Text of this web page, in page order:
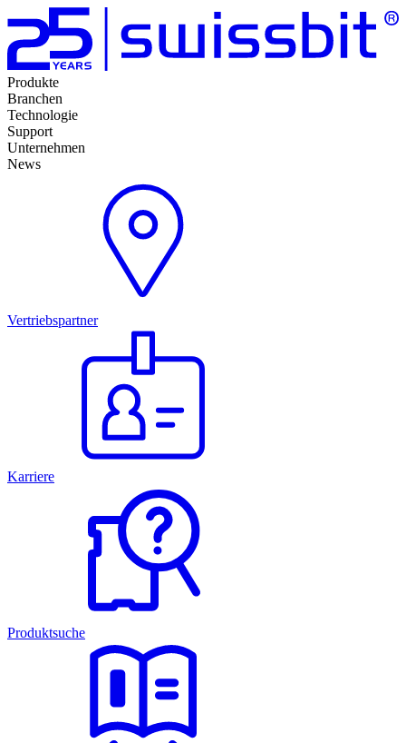
Produkte
Branchen
Technologie
Support
Unternehmen
News
Vertriebspartner
Karriere
Produktsuche